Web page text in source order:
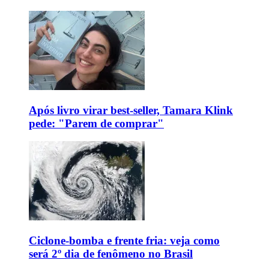
Após livro virar best-seller, Tamara Klink
pede: "Parem de comprar"
Ciclone-bomba e frente fria: veja como
será 2º dia de fenômeno no Brasil